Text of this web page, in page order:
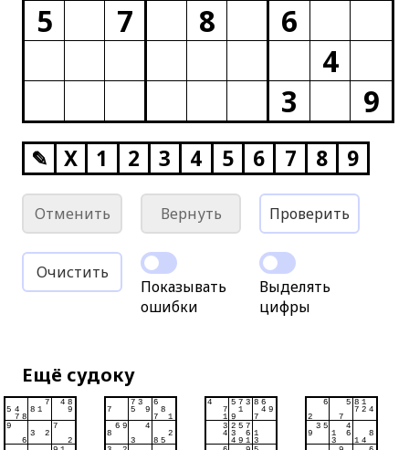
5
7 8
6
4
3
9
✎ X 1 2 3 4 5 6 7 8 9
Отменить Вернуть Проверить
Очистить
Показывать
ошибки
Выделять
цифры
Ещё судоку